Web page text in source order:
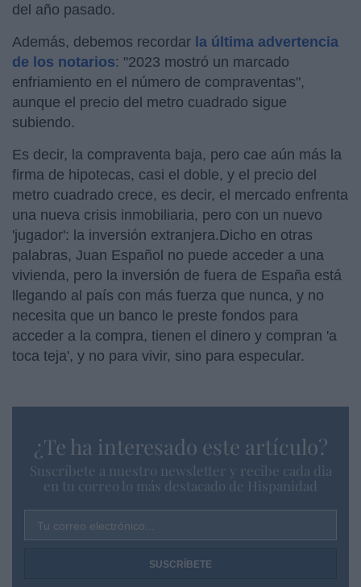
del año pasado.
Además, debemos recordar la última advertencia
de los notarios: "2023 mostró un marcado
enfriamiento en el número de compraventas",
aunque el precio del metro cuadrado sigue
subiendo.
Es decir, la compraventa baja, pero cae aún más la
firma de hipotecas, casi el doble, y el precio del
metro cuadrado crece, es decir, el mercado enfrenta
una nueva crisis inmobiliaria, pero con un nuevo
'jugador': la inversión extranjera.Dicho en otras
palabras, Juan Español no puede acceder a una
vivienda, pero la inversión de fuera de España está
llegando al país con más fuerza que nunca, y no
necesita que un banco le preste fondos para
acceder a la compra, tienen el dinero y compran 'a
toca teja', y no para vivir, sino para especular.
¿Te ha interesado este artículo?
Suscríbete a nuestro newsletter y recibe cada dia
en tu correo lo más destacado de Hispanidad
Tu correo electrónico...